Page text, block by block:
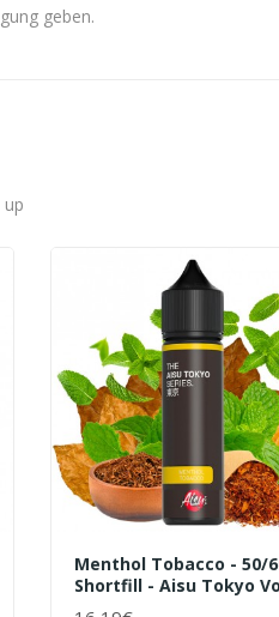
geben.
Menthol Tobacco - 50/
Shortfill - Aisu Tokyo